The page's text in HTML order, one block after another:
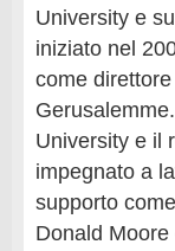
University e
iniziato nel
come
University e il
impegnato a
supporto
Donald